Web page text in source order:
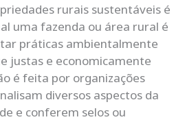
rurais sustentáveis é
uma fazenda ou área rural é
práticas ambientalmente
justas e economicamente
é feita por organizações
diversos aspectos da
e conferem selos ou